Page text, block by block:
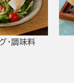
・調味料